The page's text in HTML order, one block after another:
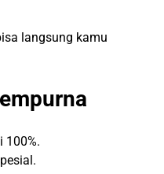
langsung kamu
100%.